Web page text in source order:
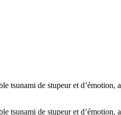
tsunami de stupeur et d’émotion,
tsunami de stupeur et d’émotion,